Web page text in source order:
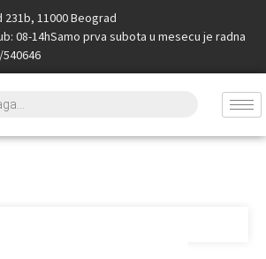
11000 Beograd
08-14hSamo prva subota u mesecu je radna